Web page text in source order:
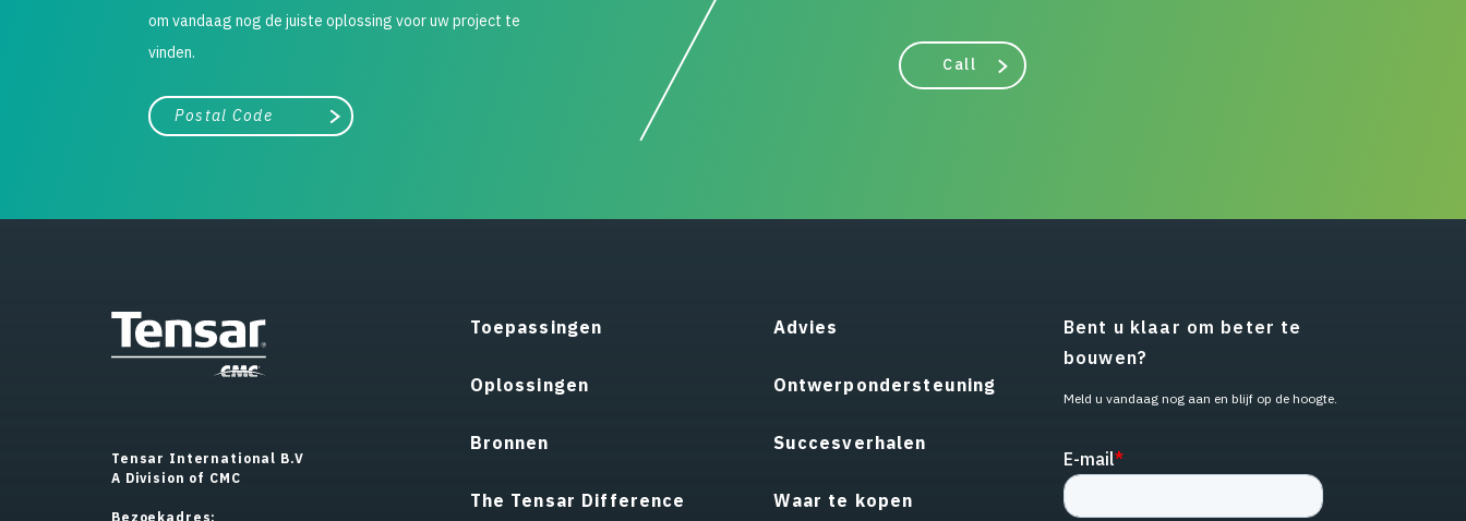
om vandaag nog de juiste oplossing voor uw project te
vinden.
City, state, or zip/postal code
Search
Call
Tensar International B.V
A Division of CMC
Bezoekadres:
Toepassingen
Oplossingen
Bronnen
The Tensar Difference
Advies
Ontwerpondersteuning
Succesverhalen
Waar te kopen
Bent u klaar om beter te
bouwen?
Meld u vandaag nog aan en blijf op de hoogte.